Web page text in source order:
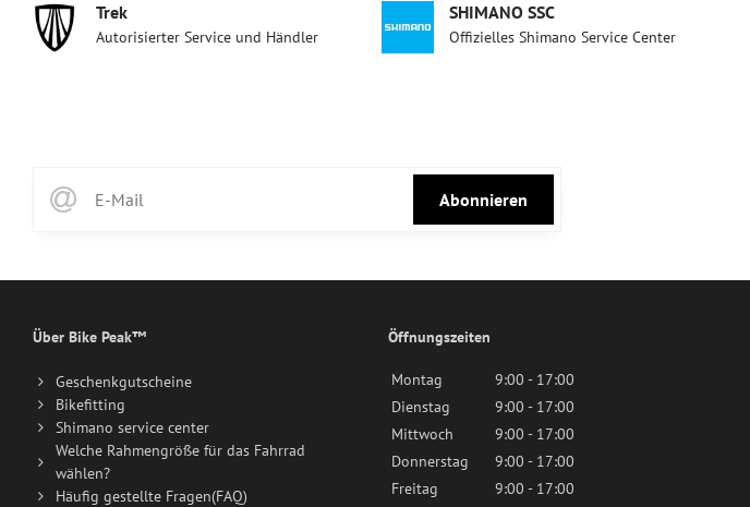
Trek
Autorisierter Service und Händler
SHIMANO SSC
Offizielles Shimano Service Center
Abonnieren
Über Bike Peak™
Geschenkgutscheine
Bikefitting
Shimano service center
Welche Rahmengröße für das Fahrrad
wählen?
Häufig gestellte Fragen(FAQ)
Öffnungszeiten
Montag
9:00 - 17:00
Dienstag
9:00 - 17:00
Mittwoch
9:00 - 17:00
Donnerstag
9:00 - 17:00
Freitag
9:00 - 17:00